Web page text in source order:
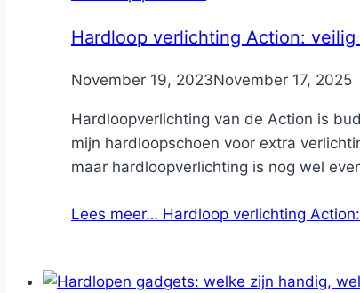
Hardloop verlichting Action:
ByNicole
November 19, 2023November 17, 2025
Hardloopverlichting van de Action is
mijn hardloopschoen voor extra
maar hardloopverlichting is nog wel
Lees meer… Hardloop verlichting